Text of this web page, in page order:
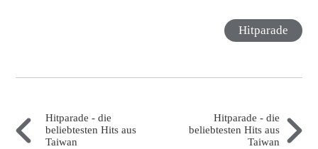
Hitparade
Hitparade - die
beliebtesten Hits aus
Taiwan
Hitparade - die
beliebtesten Hits aus
Taiwan